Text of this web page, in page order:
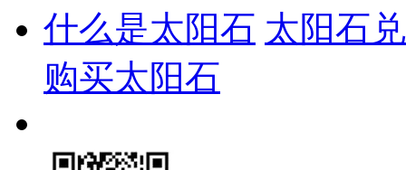
什么是太阳石 太阳石
购买太阳石